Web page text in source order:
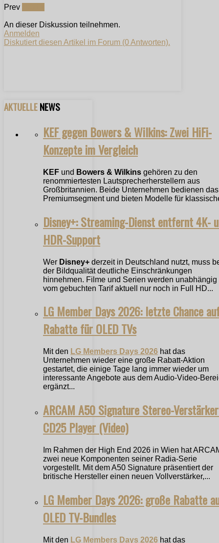
Prev
An dieser Diskussion teilnehmen.
Anmelden
Diskutiert diesen Artikel im Forum (0 Antworten).
AKTUELLENEWS
KEF gegen Bowers & Wilkins: Zwei HiFi-
Konzepte im Vergleich
KEF und Bowers & Wilkins gehören zu den
renommiertesten Lautsprecherherstellern aus
Großbritannien. Beide Unternehmen bedienen das
Premiumsegment und bieten Modelle für
Disney+: Streaming-Dienst entfernt 4K-
HDR-Support
Wer Disney+ derzeit in Deutschland nutzt, muss
der Bildqualität deutliche Einschränkungen
hinnehmen. Filme und Serien werden unabhängig
vom gebuchten Tarif aktuell nur noch in Full HD...
LG Member Days 2026: letzte Chance
Rabatte für OLED TVs
Mit den LG Members Days 2026 hat das
Unternehmen wieder eine große Rabatt-Aktion
gestartet, die einige Tage lang immer wieder um
interessante Angebote aus dem Audio-Video-
ergänzt...
ARCAM A50 Signature Stereo-
CD25 Player (Video)
Im Rahmen der High End 2026 in Wien hat
zwei neue Komponenten seiner Radia-Serie
vorgestellt. Mit dem A50 Signature präsentiert der
britische Hersteller einen neuen Vollverstärker,...
LG Member Days 2026: große Rabatte
OLED TV-Bundles
Mit den LG Members Days 2026 hat das